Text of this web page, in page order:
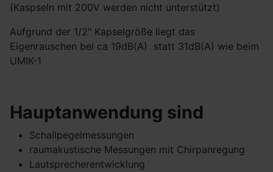
(Kaspseln mit 200V werden nicht unterstützt)
Aufgrund der 1/2" Kapselgröße liegt das
Eigenrauschen bei ca 19dB(A) statt 31dB(A) wie beim
UMIK-1
Hauptanwendung sind
Schallpegelmessungen
raumakustische Messungen mit Chirpanregung
Lautsprecherentwicklung